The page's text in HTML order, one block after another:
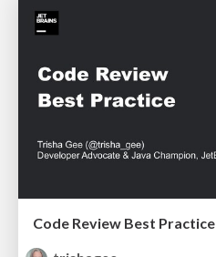
Code Review Best Practice